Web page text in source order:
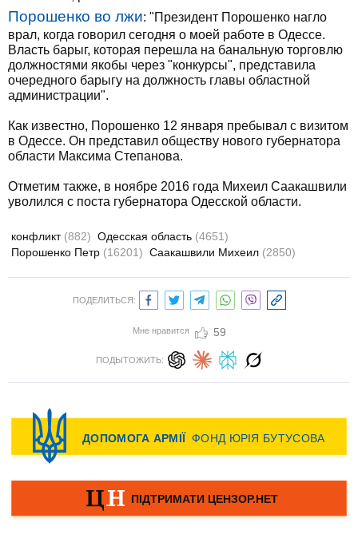
Порошенко во лжи: "Президент Порошенко нагло
врал, когда говорил сегодня о моей работе в Одессе.
Власть барыг, которая перешла на банальную торговлю
должностями якобы через "конкурсы", представила
очередного барыгу на должность главы областной
администрации".
Как известно, Порошенко 12 января пребывал с визитом
в Одессе. Он представил обществу нового губернатора
области Максима Степанова.
Отметим также, в ноябре 2016 года Михеил Саакашвили
уволился с поста губернатора Одесской области.
конфликт (882) Одесская область (4651)
Порошенко Петр (16201) Саакашвили Михеил (2850)
ПОДЕЛИТЬСЯ:
Мне нравится 59
ПОДЫТОЖИТЬ: